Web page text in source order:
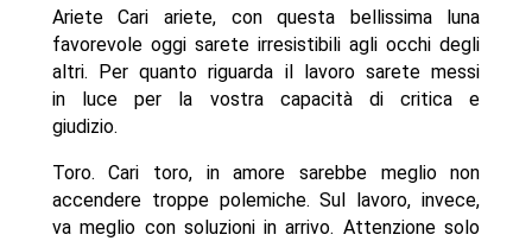
Ariete Cari ariete, con questa bellissima luna
favorevole oggi sarete irresistibili agli occhi degli
altri. Per quanto riguarda il lavoro sarete messi
in luce per la vostra capacità di critica e
giudizio.
Toro. Cari toro, in amore sarebbe meglio non
accendere troppe polemiche. Sul lavoro, invece,
va meglio con soluzioni in arrivo. Attenzione solo